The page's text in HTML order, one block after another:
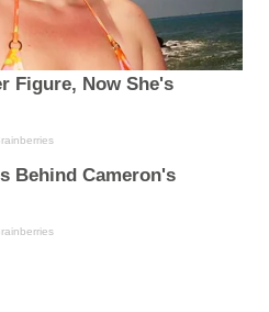
Figure, Now She's
Behind Cameron's